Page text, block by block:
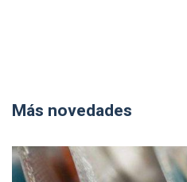
Más novedades